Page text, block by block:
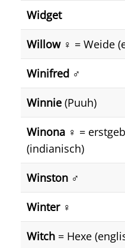
Widget
Willow♀️ = Weide
Winifred ♂️
Winnie (Puuh)
Winona ♀️ =
(indianisch)
Winston ♂️
Winter♀️
Witch = Hexe